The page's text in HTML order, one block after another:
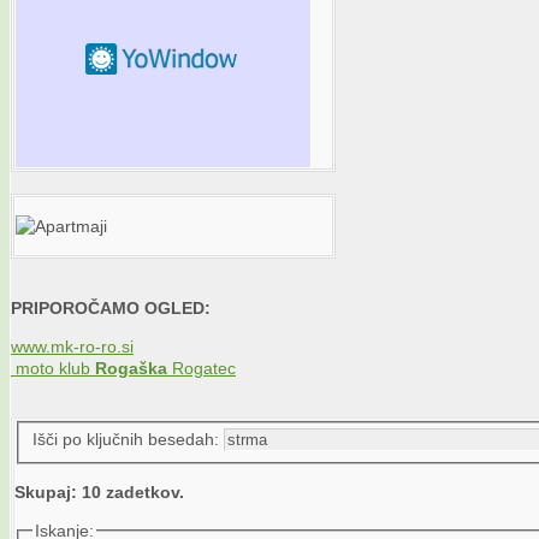
PRIPOROČAMO OGLED:
www.mk-ro-ro.si
moto klub Rogaška Rogatec
Išči po ključnih besedah:
Skupaj: 10 zadetkov.
Iskanje: